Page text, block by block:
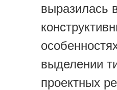
выразилась
выделении
проектных